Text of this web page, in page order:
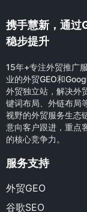
携手慧新，通过
稳步提升
15年+专注外贸推广
业的外贸GEO和
外贸独立站，解决外
键词布局、外链布局
视野的外贸服务生态
意向客户跟进，重点
的核心竞争力。
服务支持
外贸GEO
谷歌SEO